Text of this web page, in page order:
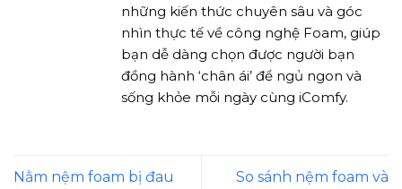
những kiến thức chuyên sâu và góc
nhìn thực tế về công nghệ Foam, giúp
bạn dễ dàng chọn được người bạn
đồng hành ‘chân ái’ để ngủ ngon và
sống khỏe mỗi ngày cùng iComfy.
Nằm nệm foam bị đau
So sánh nệm foam và